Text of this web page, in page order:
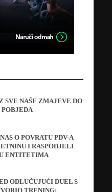
SVE NAŠE ZMAJEVE DO
O POVRATU PDV-A
I RASPODJELI
ENTITETIMA
ODLUČUJUĆI DUEL S